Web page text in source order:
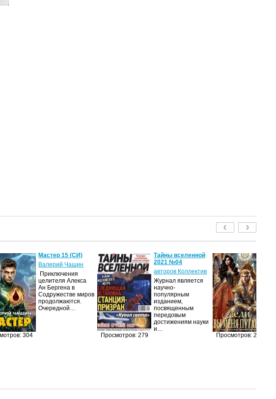
304
Мастер 15 (СИ)
Валерий Чащин
Приключения
целителя Алекса
Ан Бергена в
Содружестве миров
продолжаются.
Очередной…
Просмотров: 279
Тайны вселенной
2021 №04
авторов Коллектив
Журнал является
научно-
популярным
изданием,
посвященным
передовым
достижениям науки
и…
Просмотров: 211